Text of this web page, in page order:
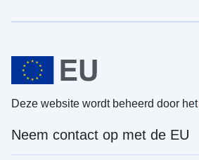
Deze website wordt beheerd door het
Neem contact op met de EU